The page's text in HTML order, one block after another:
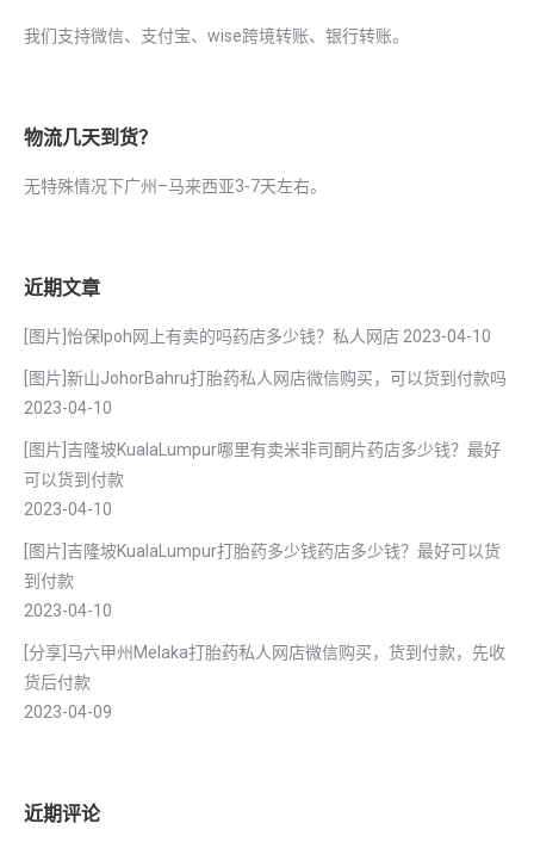
我们支持微信、支付宝、wise跨境转账、银行转账。
物流几天到货？
无特殊情况下广州–马来西亚3-7天左右。
近期文章
[图片]怡保lpoh网上有卖的吗药店多少钱？私人网店 2023-04-10
[图片]新山JohorBahru打胎药私人网店微信购买，可以货到付款吗
2023-04-10
[图片]吉隆坡KualaLumpur哪里有卖米非司酮片药店多少钱？最好
可以货到付款
2023-04-10
[图片]吉隆坡KualaLumpur打胎药多少钱药店多少钱？最好可以货
到付款
2023-04-10
[分享]马六甲州Melaka打胎药私人网店微信购买，货到付款，先收
货后付款
2023-04-09
近期评论